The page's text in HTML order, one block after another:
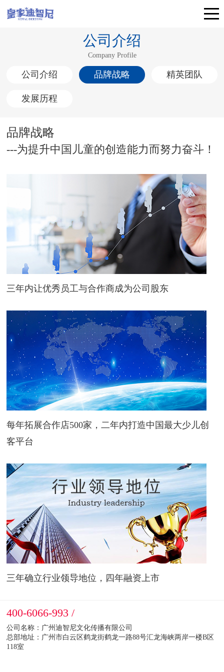
公司介绍
Company Profile
公司介绍 品牌战略 精英团队
发展历程
品牌战略
---为提升中国儿童的创造能力而努力奋斗！
三年内让优秀员工与合作商成为公司股东
每年拓展合作店500家，二年内打造中国最大少儿创
客平台
三年确立行业领导地位，四年融资上市
400-6066-993 /
公司名称：广州迪智尼文化传播有限公司
总部地址：广州市白云区鹤龙街鹤龙一路88号汇龙海峡两岸一楼B区
118室